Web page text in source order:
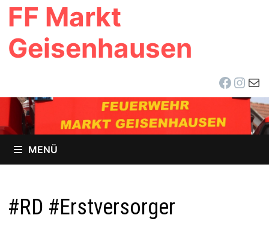
Zum
Inhalt
springen
FF Markt
Geisenhausen
E-
MENÜ
#RD #Erstversorger